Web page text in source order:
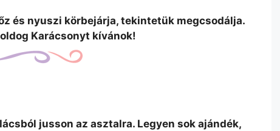
és nyuszi körbejárja, tekintetük megcsodálja.
Karácsonyt kívánok!
jusson az asztalra. Legyen sok ajándék,